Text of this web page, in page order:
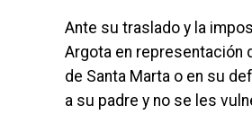
Ante su traslado y la
Argota en representación
de Santa Marta o en su
a su padre y no se les